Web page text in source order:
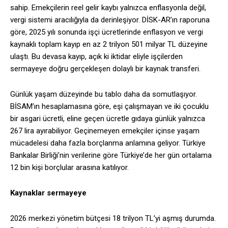
sahip. Emekçilerin reel gelir kaybı yalnızca enflasyonla değil,
vergi sistemi aracılığıyla da derinleşiyor. DİSK-AR’ın raporuna
göre, 2025 yılı sonunda işçi ücretlerinde enflasyon ve vergi
kaynaklı toplam kayıp en az 2 trilyon 501 milyar TL düzeyine
ulaştı. Bu devasa kayıp, açık ki iktidar eliyle işçilerden
sermayeye doğru gerçekleşen dolaylı bir kaynak transferi.
Günlük yaşam düzeyinde bu tablo daha da somutlaşıyor.
BİSAM’ın hesaplamasına göre, eşi çalışmayan ve iki çocuklu
bir asgari ücretli, eline geçen ücretle gıdaya günlük yalnızca
267 lira ayırabiliyor. Geçinemeyen emekçiler içinse yaşam
mücadelesi daha fazla borçlanma anlamına geliyor. Türkiye
Bankalar Birliği’nin verilerine göre Türkiye’de her gün ortalama
12 bin kişi borçlular arasına katılıyor.
Kaynaklar sermayeye
2026 merkezi yönetim bütçesi 18 trilyon TL’yi aşmış durumda.